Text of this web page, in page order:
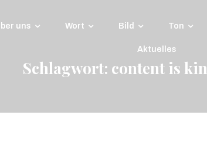
uns Wort Bild Ton
Aktuelles
Schlagwort: content is